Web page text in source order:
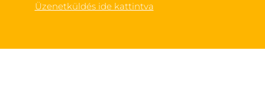
Üzenetküldés ide kattintva